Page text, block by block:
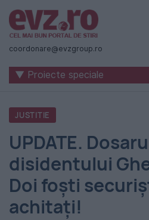
Știri
naționale
internaționale
România
-
Evenimentul
Zilei
coordonare@evzgroup.ro
▼ Proiecte speciale
JUSTITIE
UPDATE.
disidentului
Doi foști
achitați!